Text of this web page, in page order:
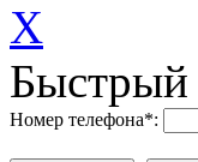
X
Быстрый
Номер телефона*: